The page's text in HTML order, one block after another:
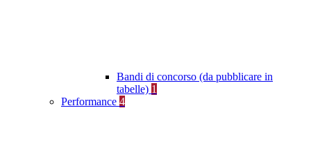
Bandi di concorso (da pubblicare in
tabelle) 1
Performance 4